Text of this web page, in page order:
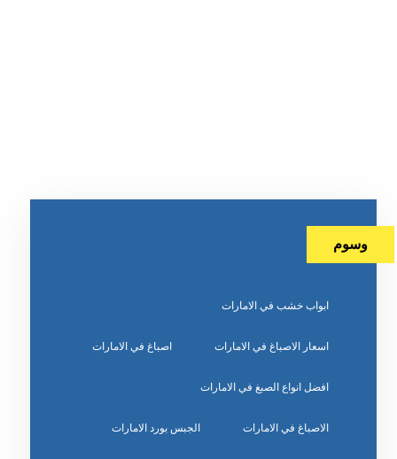
وسوم
ابواب خشب في الامارات
اسعار الاصباغ في الامارات اصباغ في الامارات
افضل انواع الصبغ في الامارات
الاصباغ في الامارات الجبس بورد الامارات